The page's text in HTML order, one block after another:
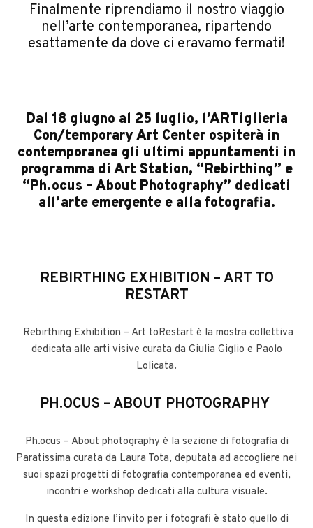
Finalmente riprendiamo il nostro viaggio
nell’arte contemporanea, ripartendo
esattamente da dove ci eravamo fermati!
Dal 18 giugno al 25 luglio, l’ARTiglieria
Con/temporary Art Center ospiterà in
contemporanea gli ultimi appuntamenti in
programma di Art Station, “Rebirthing” e
“Ph.ocus – About Photography” dedicati
all’arte emergente e alla fotografia.
REBIRTHING EXHIBITION – ART TO
RESTART
Rebirthing Exhibition – Art toRestart è la mostra collettiva
dedicata alle arti visive curata da Giulia Giglio e Paolo
Lolicata.
PH.OCUS – ABOUT PHOTOGRAPHY
Ph.ocus – About photography è la sezione di fotografia di
Paratissima curata da Laura Tota, deputata ad accogliere nei
suoi spazi progetti di fotografia contemporanea ed eventi,
incontri e workshop dedicati alla cultura visuale.
In questa edizione l’invito per i fotografi è stato quello di